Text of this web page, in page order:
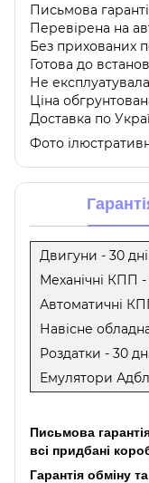
Письмова
Перевірена на
Без прихованих
Готова до
Не
Ціна
Доставка по
Фото
Двигуни - 30
Механічні КПП -
Автоматичні
Навісне
Роздатки - 30
Емулятори
Письмова
всі придбані
Гарантія обміну